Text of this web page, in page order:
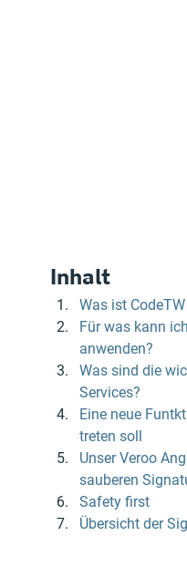
Inhalt
Was ist CodeTW
Für was kann
anwenden?
Was sind die
Services?
Eine neue
treten soll
Unser Veroo
sauberen
Safety first
Übersicht der